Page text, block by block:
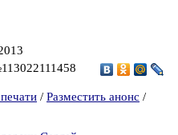
/ Разместить анонс /